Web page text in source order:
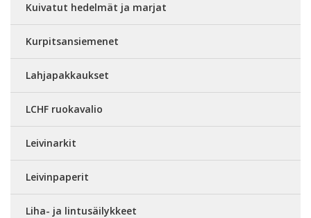
Kuivatut hedelmät ja marjat
Kurpitsansiemenet
Lahjapakkaukset
LCHF ruokavalio
Leivinarkit
Leivinpaperit
Liha- ja lintusäilykkeet